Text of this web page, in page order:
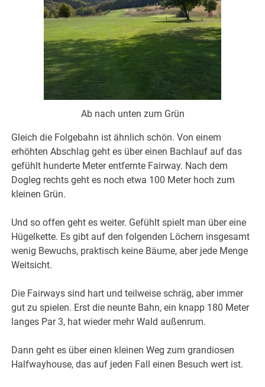
Ab nach unten zum Grün
Gleich die Folgebahn ist ähnlich schön. Von einem
erhöhten Abschlag geht es über einen Bachlauf auf das
gefühlt hunderte Meter entfernte Fairway. Nach dem
Dogleg rechts geht es noch etwa 100 Meter hoch zum
kleinen Grün.
Und so offen geht es weiter. Gefühlt spielt man über eine
Hügelkette. Es gibt auf den folgenden Löchern insgesamt
wenig Bewuchs, praktisch keine Bäume, aber jede Menge
Weitsicht.
Die Fairways sind hart und teilweise schräg, aber immer
gut zu spielen. Erst die neunte Bahn, ein knapp 180 Meter
langes Par 3, hat wieder mehr Wald außenrum.
Dann geht es über einen kleinen Weg zum grandiosen
Halfwayhouse, das auf jeden Fall einen Besuch wert ist.